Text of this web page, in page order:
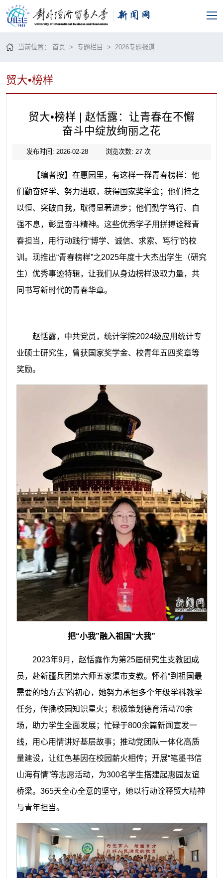
当前位置：首页 >专题栏目 > 2026专题报道
贸大•榜样
贸大•榜样 | 赵恬露：让青春在不懈
奋斗中绽放绚丽之花
发布时间: 2026-02-28 浏览次数: 27次
【编者按】在惠园里，有这样一群青春榜样：他
们勤奋好学、努力进取，获得国家奖学金；他们持之
以恒、突破自我，取得显著进步；他们勤学笃行、自
强不息，彰显奋斗精神。这些优秀学子用拼搏诠释青
春担当，用行动践行“博学、诚信、求索、笃行”的校
训。现推出“青春榜样”之2025年度十大杰出学生（研究
生）优秀事迹特辑，让我们从身边榜样汲取力量，共
同书写新时代的青春华章。
赵恬露，中共党员，统计学院2024级应用统计专
业硕士研究生，曾获国家奖学金、校青年五四奖章等
奖励。
把“小我”融入祖国“大我”
2023年9月，赵恬露作为第25届研究生支教团成
员，赴新疆兵团第六师五家渠市支教。怀着“到祖国最
需要的地方去”的初心，她努力承担多个年级学科教学
任务，传播校园知识星火；积极策划德育活动70余
场，助力学生全面发展；忙碌于800余篇新闻宣发一
线，用心用情讲好基层故事；推动党团队一体化高质
量建设，让红色基因在校园薪火相传；开展“笔墨书信
山海有情”等志愿活动，为300名学生搭建起惠园友谊
桥梁。365天全心全意的坚守，她以行动诠释贸大精神
与青年担当。